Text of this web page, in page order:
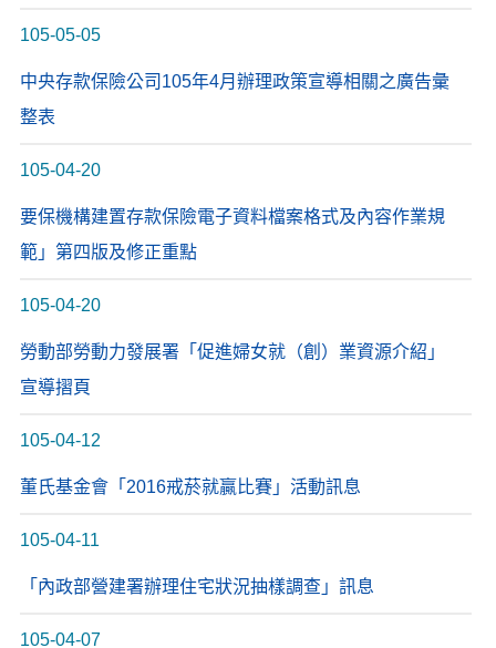
105-05-05
中央存款保險公司105年4月辦理政策宣導相關之廣告彙
整表
105-04-20
要保機構建置存款保險電子資料檔案格式及內容作業規
範」第四版及修正重點
105-04-20
勞動部勞動力發展署「促進婦女就（創）業資源介紹」
宣導摺頁
105-04-12
董氏基金會「2016戒菸就贏比賽」活動訊息
105-04-11
「內政部營建署辦理住宅狀況抽樣調查」訊息
105-04-07